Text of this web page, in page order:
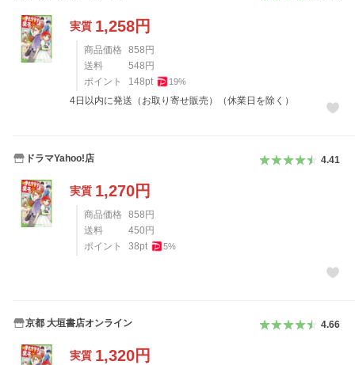
実質 1,258円
商品価格 858 円
送料
548 円
ポイント
148pt 19%
4日以内に発送（お取り寄せ販売）（休業日を除く）
ドラマYahoo!店 4.41
実質 1,270円
商品価格 858 円
送料
450 円
ポイント
38pt 5%
京都 大垣書店オンライン 4.66
実質 1,320円